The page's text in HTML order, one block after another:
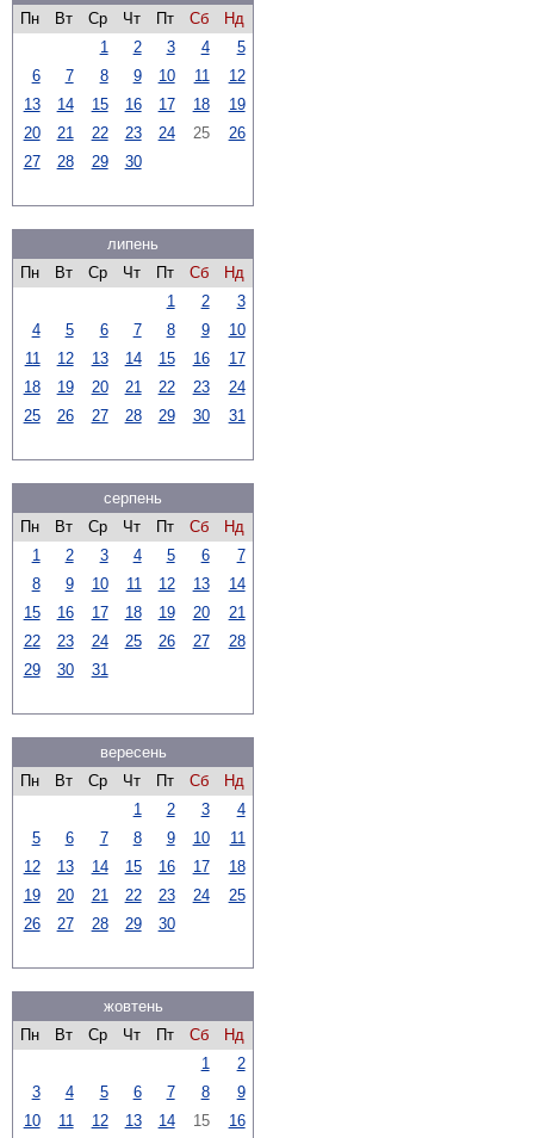
Пн
Вт Ср Чт Пт Сб
Нд
1
2 3 4
5
6
7 8 9 10 11
12
13
14 15 16 17 18
19
20
21 22 23 24 25
26
27
28 29 30
липень
Пн
Вт Ср Чт Пт Сб
Нд
1
2
3
4
5 6 7 8 9
10
11
12 13 14 15 16
17
18
19 20 21 22 23
24
25
26 27 28 29 30 31
серпень
Пн
Вт Ср Чт Пт Сб
Нд
1
2 3 4 5 6
7
8
9 10 11 12 13
14
15
16 17 18 19 20
21
22
23 24 25 26 27
28
29
30 31
вересень
Пн
Вт Ср Чт Пт Сб
Нд
1
2 3
4
5
6 7 8 9 10
11
12
13 14 15 16 17
18
19
20 21 22 23 24
25
26
27 28 29 30
жовтень
Пн
Вт Ср Чт Пт Сб
Нд
1
2
3
4 5 6 7 8
9
10
11 12 13 14 15
16